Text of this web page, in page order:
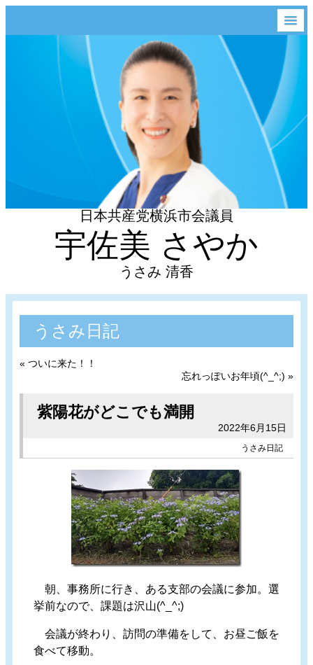
宇佐美 さやか
うさみ 清香
日本共産党横浜市会議員
うさみ日記
« ついに来た！！
忘れっぽいお年頃(^_^;) »
紫陽花がどこでも満開
2022年6月15日
うさみ日記
朝、事務所に行き、ある支部の会議に参加。選
挙前なので、課題は沢山(^_^;)
会議が終わり、訪問の準備をして、お昼ご飯を
食べて移動。